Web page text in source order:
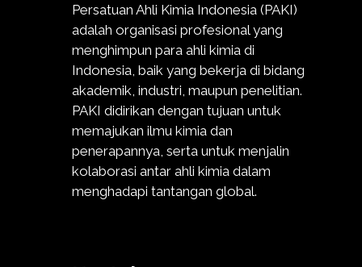
Persatuan Ahli Kimia Indonesia (PAKI)
adalah organisasi profesional yang
menghimpun para ahli kimia di
Indonesia, baik yang bekerja di bidang
akademik, industri, maupun penelitian.
PAKI didirikan dengan tujuan untuk
memajukan ilmu kimia dan
penerapannya, serta untuk menjalin
kolaborasi antar ahli kimia dalam
menghadapi tantangan global.